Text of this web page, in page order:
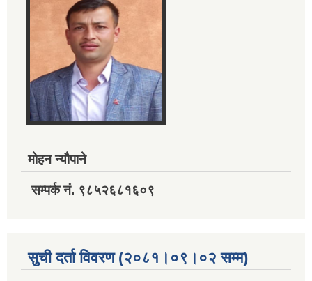
मोहन न्यौपाने
सम्पर्क नं. ९८५२६८१६०९
सुची दर्ता विवरण (२०८१।०९।०२ सम्म)